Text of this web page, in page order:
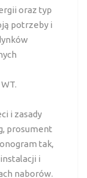
oraz typ
potrzeby i
i zasady
prosument
tak,
i
naborów.